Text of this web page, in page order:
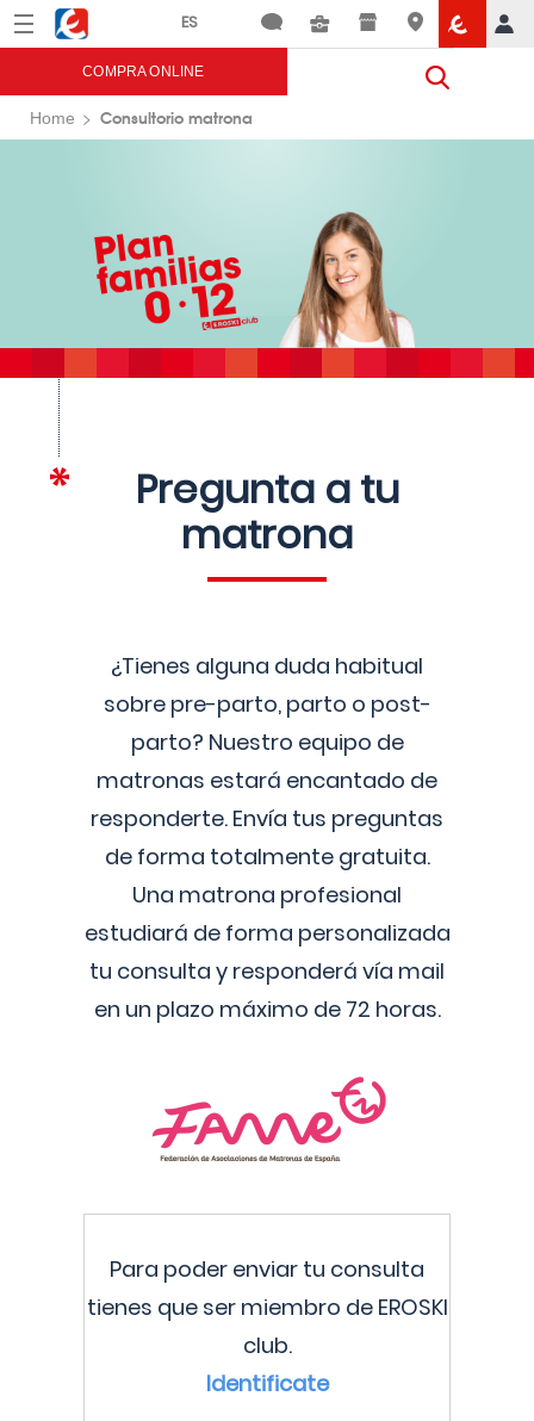
Menú Eroski
COMPRA ONLINE
Home Consultorio matrona
Pregunta a tu
matrona
¿Tienes alguna duda habitual
sobre pre-parto, parto o post-
parto? Nuestro equipo de
matronas estará encantado de
responderte. Envía tus preguntas
de forma totalmente gratuita.
Una matrona profesional
estudiará de forma personalizada
tu consulta y responderá vía mail
en un plazo máximo de 72 horas.
Para poder enviar tu consulta
tienes que ser miembro de EROSKI
club.
Identificate